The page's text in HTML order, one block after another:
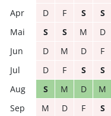
D
F S S
S
S M D
D
M D F
D
F S S
S
M D M
M
D F S